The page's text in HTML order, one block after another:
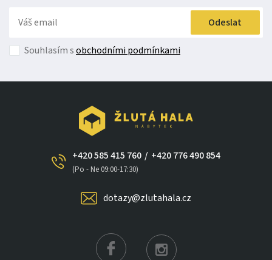
Odeslat
Souhlasím sobchodními podmínkami
+420 585 415 760
(Po - Ne 09:00-17:30)
/ +420 776 490 854
dotazy@zlutahala.cz